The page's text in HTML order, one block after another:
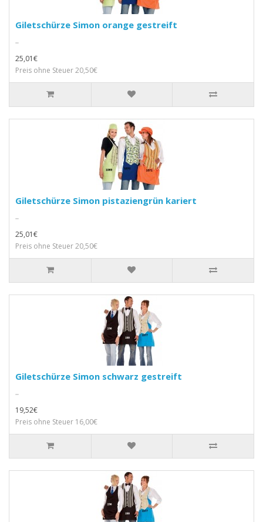
Giletschürze Simon orange gestreift
..
25,01€
Preis ohne Steuer 20,50€
Giletschürze Simon pistaziengrün kariert
..
25,01€
Preis ohne Steuer 20,50€
Giletschürze Simon schwarz gestreift
..
19,52€
Preis ohne Steuer 16,00€